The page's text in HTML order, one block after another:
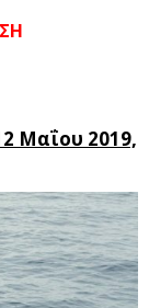
Μαΐου 2019,